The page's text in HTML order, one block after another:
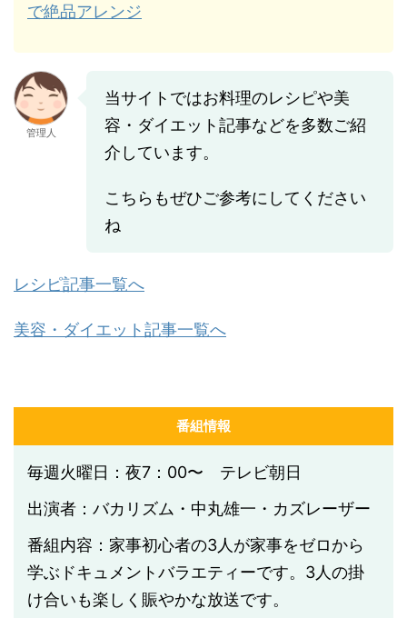
で絶品アレンジ
管理人
当サイトではお料理のレシピや美
容・ダイエット記事などを多数ご紹
介しています。
こちらもぜひご参考にしてください
ね
レシピ記事一覧へ
美容・ダイエット記事一覧へ
番組情報
毎週火曜日：夜7：00〜 テレビ朝日
出演者：バカリズム・中丸雄一・カズレーザー
番組内容：家事初心者の3人が家事をゼロから
学ぶドキュメントバラエティーです。3人の掛
け合いも楽しく賑やかな放送です。